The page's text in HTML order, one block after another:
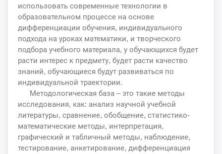
использовать современные технологии в
образовательном процессе на основе
дифференциации обучения, индивидуального
подхода на уроках математики, и творческого
подбора учебного материала, у обучающихся будет
расти интерес к предмету, будет расти качество
знаний, обучающиеся будут развиваться по
индивидуальной траектории.
Методологическая база – это такие методы
исследования, как: анализ научной учебной
литературы, сравнение, обобщение, статистико-
математические методы, интерпретация,
графический и табличный методы, наблюдение,
тестирование, анкетирование, дифференциация